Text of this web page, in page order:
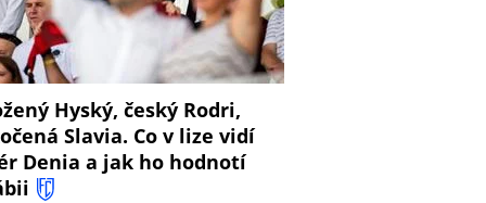
Hyský, český Rodri,
Slavia. Co v lize vidí
Denia a jak ho hodnotí